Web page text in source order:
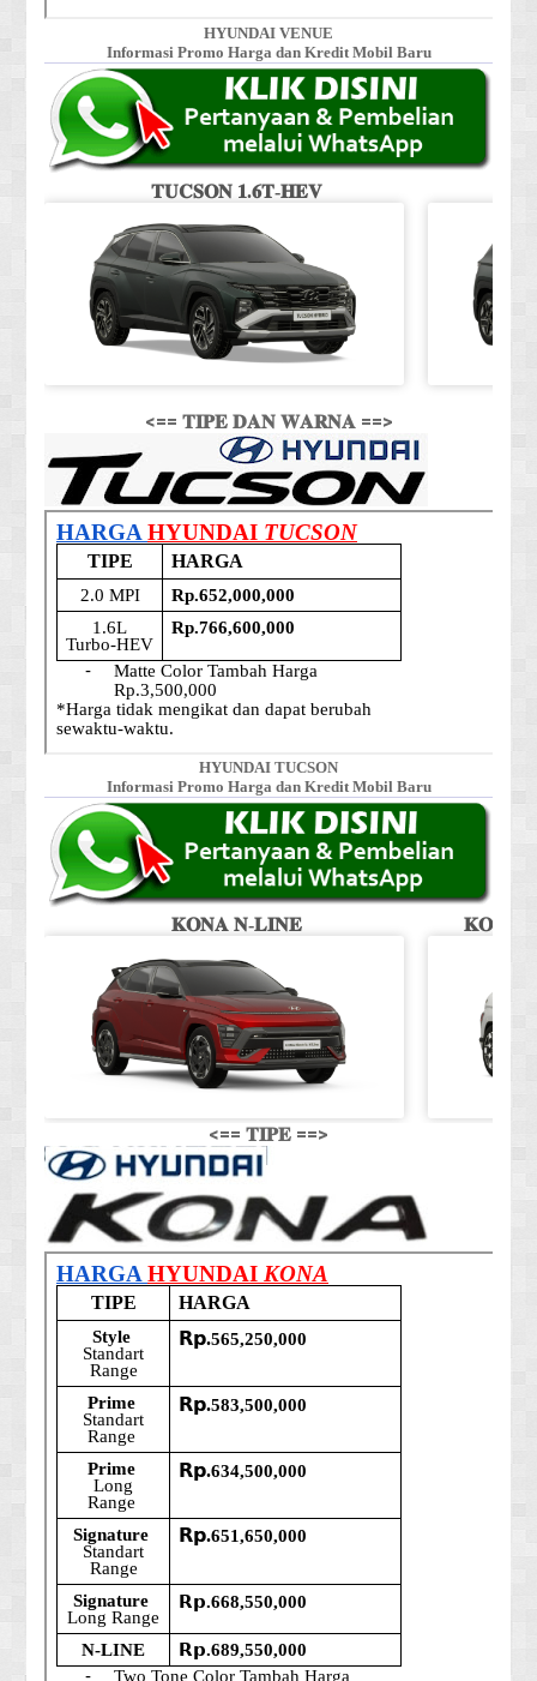
HYUNDAI VENUE
Informasi Promo Harga dan Kredit Mobil Baru
𝐓𝐔𝐂𝐒𝐎𝐍 𝟏.𝟔𝐓-𝐇𝐄𝐕
<== 𝐓𝐈𝐏𝐄 𝐃𝐀𝐍 𝐖𝐀𝐑𝐍𝐀 ==>
HYUNDAI TUCSON
Informasi Promo Harga dan Kredit Mobil Baru
𝐊𝐎𝐍𝐀 𝐍-𝐋𝐈𝐍𝐄 𝐊𝐎𝐍𝐀
<== 𝐓𝐈𝐏𝐄 ==>